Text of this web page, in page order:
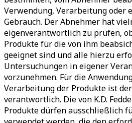
Verwendung, Verarbeitung oder
Gebrauch. Der Abnehmer hat
eigenverantwortlich zu prüfen,
Produkte für die von ihm
geeignet sind und alle hierzu
Untersuchungen in eigener
vorzunehmen. Für die
Verarbeitung der Produkte ist
verantwortlich. Die von K.D.
Produkte dürfen ausschließlich